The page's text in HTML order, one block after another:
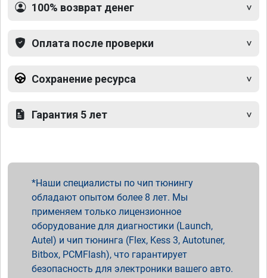
100% возврат денег
Оплата после проверки
Сохранение ресурса
Гарантия 5 лет
Наши специалисты по чип тюнингу
обладают опытом более 8 лет. Мы
применяем только лицензионное
оборудование для диагностики (Launch,
Autel) и чип тюнинга (Flex, Kess 3, Autotuner,
Bitbox, PCMFlash), что гарантирует
безопасность для электроники вашего авто.